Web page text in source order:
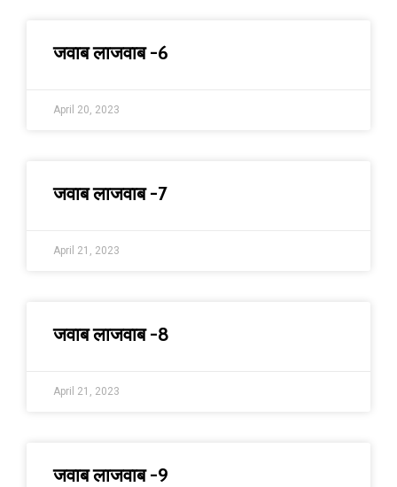
जवाब लाजवाब -6
April 20, 2023
जवाब लाजवाब -7
April 21, 2023
जवाब लाजवाब -8
April 21, 2023
जवाब लाजवाब -9